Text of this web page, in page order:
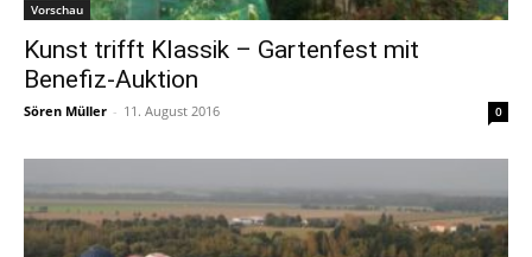
Vorschau
Kunst trifft Klassik – Gartenfest mit
Benefiz-Auktion
Sören Müller - 11. August 2016 0